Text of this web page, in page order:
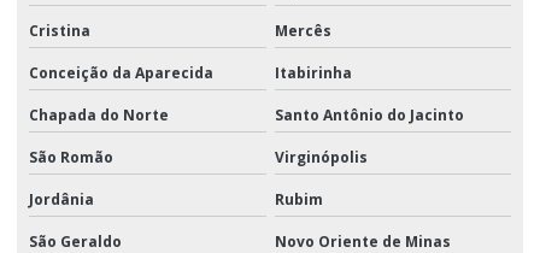
Cristina Mercês
Conceição da Aparecida Itabirinha
Chapada do Norte Santo Antônio do Jacinto
São Romão Virginópolis
Jordânia Rubim
São Geraldo Novo Oriente de Minas